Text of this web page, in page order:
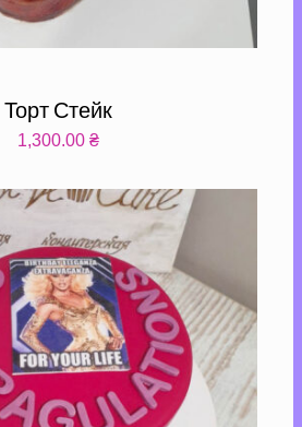
Торт Стейк
1,300.00 ₴